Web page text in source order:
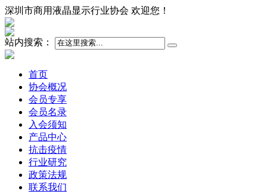
深圳市商用液晶显示行业协会 欢迎您！
站内搜索：
首页
协会概况
会员专享
会员名录
入会须知
产品中心
抗击疫情
行业研究
政策法规
联系我们